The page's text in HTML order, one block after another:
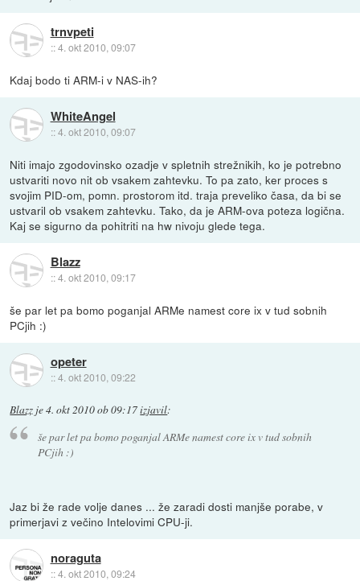
trnvpeti
::4. okt 2010, 09:07
Kdaj bodo ti ARM-i v NAS-ih?
WhiteAngel
::4. okt 2010, 09:07
Niti imajo zgodovinsko ozadje v spletnih strežnikih, ko je potrebno
ustvariti novo nit ob vsakem zahtevku. To pa zato, ker proces s
svojim PID-om, pomn. prostorom itd. traja preveliko časa, da bi se
ustvaril ob vsakem zahtevku. Tako, da je ARM-ova poteza logična.
Kaj se sigurno da pohitriti na hw nivoju glede tega.
Blazz
::4. okt 2010, 09:17
še par let pa bomo poganjal ARMe namest core ix v tud sobnih
PCjih :)
opeter
::4. okt 2010, 09:22
Blazz je4. okt 2010 ob 09:17izjavil:
še par let pa bomo poganjal ARMe namest core ix v tud sobnih
PCjih :)
Jaz bi že rade volje danes ... že zaradi dosti manjše porabe, v
primerjavi z večino Intelovimi CPU-ji.
noraguta
::4. okt 2010, 09:24